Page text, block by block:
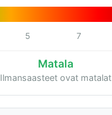
5 7
Matala
Ilmansaasteet ovat matalat